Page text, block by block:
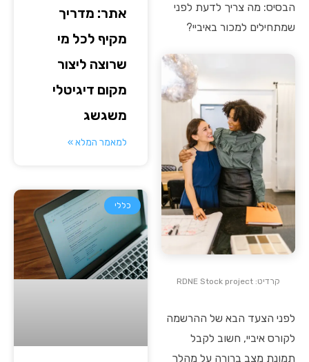
הבסיס: מה צריך לדעת לפני
שמתחילים למכור באיביי?
קרדיט: RDNE Stock project
לפני הצעד הבא של ההרשמה
לקורס איביי, חשוב לקבל
תמונת מצב ברורה על מהלך
אתר: מדריך
מקיף לכל מי
שרוצה ליצור
מקום דיגיטלי
משגשג
למאמר המלא »
כללי